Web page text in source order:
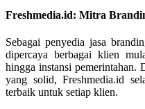
Freshmedia.id: Mitra
Sebagai penyedia jasa
dipercaya berbagai klien
hingga instansi pemerintahan.
yang solid, Freshmedia.id
terbaik untuk setiap klien.